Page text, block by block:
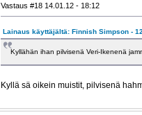
Vastaus #18 14.01.12 - 18:12
Lainaus käyttäjältä: Finnish Simpson -
Kyllähän ihan pilvisenä Veri-Ikenenä
Kyllä sä oikein muistit, pilvisenä